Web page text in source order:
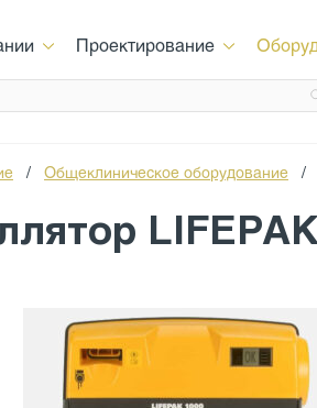
Проектирование
/ Общеклиническое оборудование /